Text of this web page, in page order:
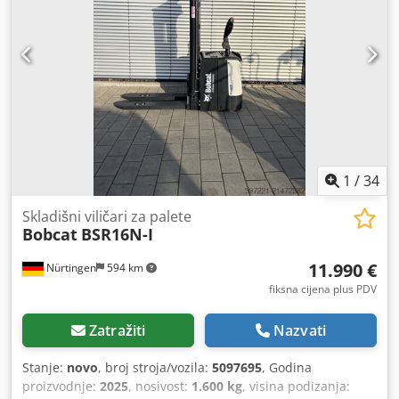
1 /34
Nürtingen 594 km
Skladišni viličari za palete
Bobcat BSR16N-I
11.990 €
fiksna cijena plus PDV
Zatražiti Nazvati
Stanje: novo, broj stroja/vozila: 5097695, Godina
proizvodnje: 2025, nosivost: 1.600 kg, visina podizanja: